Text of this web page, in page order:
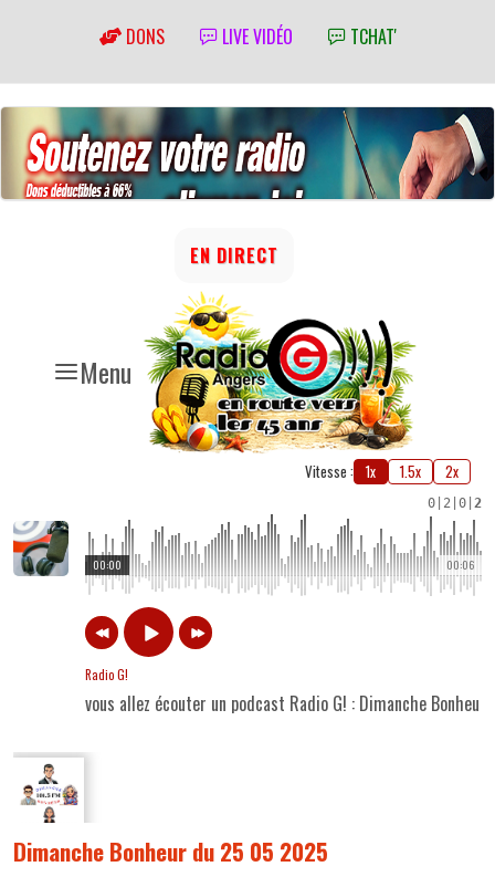
DONS LIVE VIDÉO TCHAT'
Menu
EN DIRECT
Vitesse : 1x 1.5x 2x
0 2 0 2
00:06
00:00
Radio G!
vous allez écouter un podcast Radio G! : Dimanche
Dimanche Bonheur du 25 05 2025